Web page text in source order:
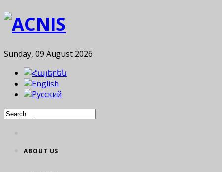
Sunday, 09 August 2026
ABOUT US